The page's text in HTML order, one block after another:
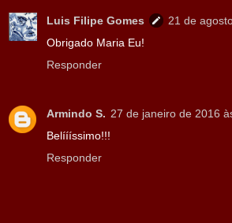
Luis Filipe Gomes
21 de
Obrigado Maria Eu!
Responder
Armindo S. 27 de janeiro de 2016
Belíííssimo!!!
Responder